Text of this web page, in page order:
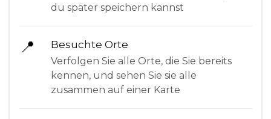
du später speichern kannst
📍 Besuchte Orte
Verfolgen Sie alle Orte, die Sie bereits
kennen, und sehen Sie sie alle
zusammen auf einer Karte